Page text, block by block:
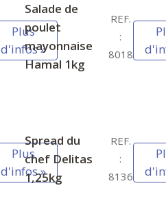
Plus
d'infos »
Salade de
poulet
mayonnaise
Hamal 1kg
REF.
:
8018
Plus
d'infos »
Spread du
chef Delitas
1,25kg
REF.
:
8136